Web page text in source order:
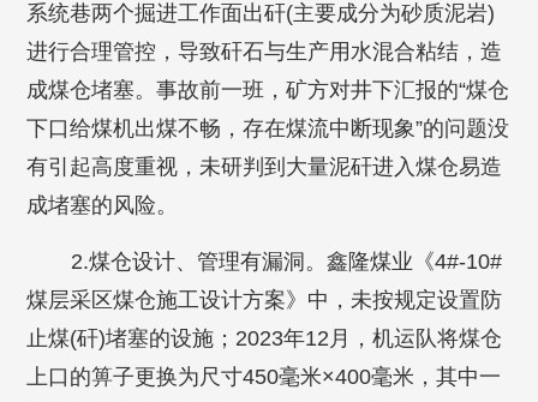
系统巷两个掘进工作面出矸(主要成分为砂质泥岩)
进行合理管控，导致矸石与生产用水混合粘结，造
成煤仓堵塞。事故前一班，矿方对井下汇报的“煤仓
下口给煤机出煤不畅，存在煤流中断现象”的问题没
有引起高度重视，未研判到大量泥矸进入煤仓易造
成堵塞的风险。
2.煤仓设计、管理有漏洞。鑫隆煤业《4#-10#
煤层采区煤仓施工设计方案》中，未按规定设置防
止煤(矸)堵塞的设施；2023年12月，机运队将煤仓
上口的箅子更换为尺寸450毫米×400毫米，其中一